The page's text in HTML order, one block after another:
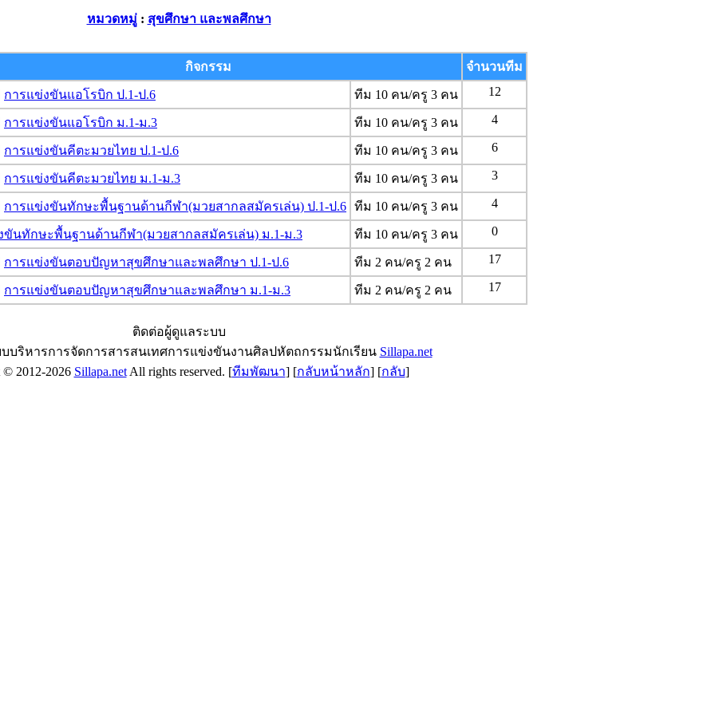
หมวดหมู่: สุขศึกษา และพลศึกษา
กิจกรรม
จำนวนทีม
การแข่งขันแอโรบิก ป.1-ป.6 ทีม 10 คน/ครู 3 คน 12
การแข่งขันแอโรบิก ม.1-ม.3 ทีม 10 คน/ครู 3 คน 4
การแข่งขันคีตะมวยไทย ป.1-ป.6 ทีม 10 คน/ครู 3 คน 6
การแข่งขันคีตะมวยไทย ม.1-ม.3 ทีม 10 คน/ครู 3 คน 3
การแข่งขันทักษะพื้นฐานด้านกีฬา(มวยสากลสมัครเล่น) ป.1-ป.6 ทีม 10 คน/ครู 3 คน 4
ขันทักษะพื้นฐานด้านกีฬา(มวยสากลสมัครเล่น) ม.1-ม.3 ทีม 10 คน/ครู 3 คน 0
การแข่งขันตอบปัญหาสุขศึกษาและพลศึกษา ป.1-ป.6 ทีม 2 คน/ครู 2 คน 17
การแข่งขันตอบปัญหาสุขศึกษาและพลศึกษา ม.1-ม.3 ทีม 2 คน/ครู 2 คน 17
ติดต่อผู้ดูแลระบบ
ริหารการจัดการสารสนเทศการแข่งขันงานศิลปหัตถกรรมนักเรียน Sillapa.net
© 2012-2026 Sillapa.netAll rights reserved. [ทีมพัฒนา] [กลับหน้าหลัก] [กลับ]